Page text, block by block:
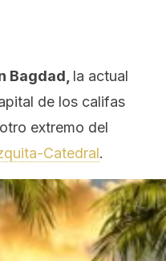
Bagdad, la actual
de los califas
extremo del
Catedral.